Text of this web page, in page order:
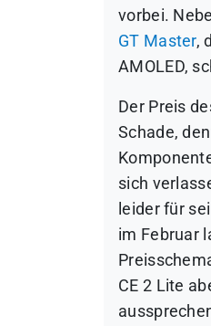
vorbei.
GT Master,
AMOLED,
Der Preis
Schade,
sich
leider für
im Februar
CE 2 Lite